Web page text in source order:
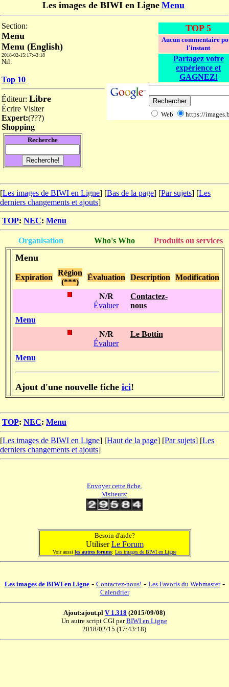
Les images de BIWI en Ligne Menu
Section:
Menu
Menu (English)
2018-02-15:17:43:18
Nil:
Top 10
Éditeur: Libre
Écrire Visiter
Expert:(???)
Shopping
Recherche
TOP 5
Aucun commentaire
l'instant
Partagez votre
expérience et
GAGNEZ!
Web https://
[Les images de BIWI en Ligne] [Bas de la page] [Par sujets] [Les
derniers changements et ajouts]
TOP: NEC: Menu
Organisation Who's Who Produits ou services
Menu
Expiration
Région
(***)
Évaluation Description Modification
N/R
Évaluer
Contactez-
nous
Menu
N/R
Évaluer
Le Bottin
Menu
Ajout d'une nouvelle fiche ici!
TOP: NEC: Menu
[Les images de BIWI en Ligne] [Haut de la page] [Par sujets] [Les
derniers changements et ajouts]
Envoyer cette fiche.
Visiteurs:
Besoin d'aide?
UtiliserLe Forum
Voir aussi les autres forums: Les images de BIWI en Ligne
Les images de BIWI en Ligne- Contactez-nous! - Les Favoris du Webmaster-
Calendrier
Ajout:ajout.pl V 1.318 (2015/09/08)
Un autre script CGI parBIWI en Ligne
2018/02/15 (17:43:18)